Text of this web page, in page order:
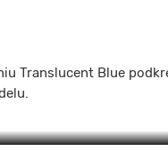
Translucent Blue